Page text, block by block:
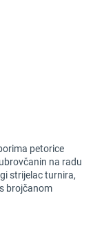
petorice
na radu
strijelac turnira,
brojčanom